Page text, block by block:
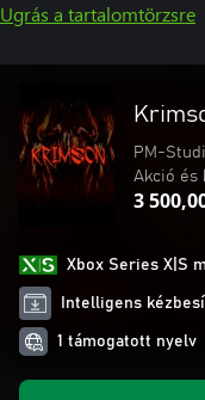
Ugrás a tartalomtörzsre
PM-
Akció és
3
Xbox Series X|S
Intelligens
1 támogatott nyelv